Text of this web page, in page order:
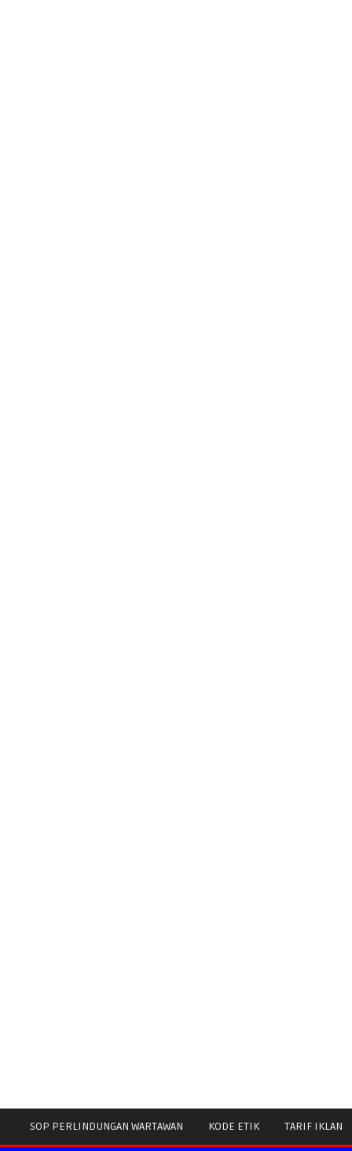
SOP PERLINDUNGAN WARTAWAN KODE ETIK TARIF IKLAN